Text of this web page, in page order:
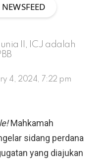
II, ICJ adalah
4, 2024, 7:22 pm
Mahkamah
sidang perdana
yang diajukan